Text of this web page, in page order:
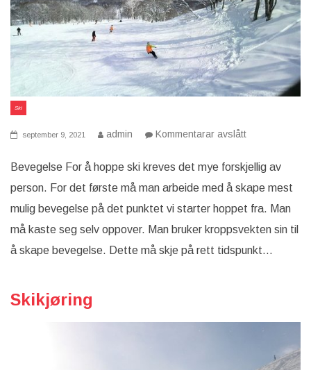
Ski
september 9, 2021 admin Kommentarar avslåttpå
på
som
Bevegelse For å hoppe ski kreves det mye forskjellig av
person. For det første må man arbeide med å skape mest
mulig bevegelse på det punktet vi starter hoppet fra. Man
må kaste seg selv oppover. Man bruker kroppsvekten sin til
å skape bevegelse. Dette må skje på rett tidspunkt…
Skikjøring